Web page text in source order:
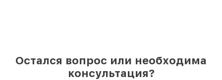
Остался вопрос или необходима
консультация?